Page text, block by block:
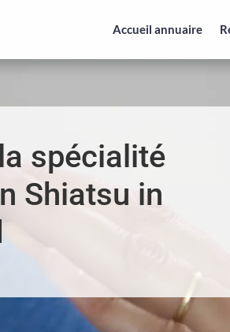
Accueil annuaire
spécialité
Shiatsu in